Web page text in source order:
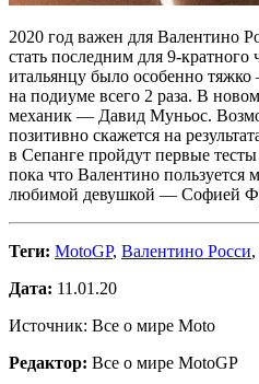
2020 год важен для Валентино
стать последним для 9-
итальянцу было особенно
на подиуме всего 2 раза. В
механик — Давид Муньос.
позитивно скажется на
в Сепанге пройдут первые
пока что Валентино пользуется
любимой девушкой — Софией
Теги: MotoGP, Валентино Росси,
Дата: 11.01.20
Источник: Все о мире Moto
Редактор: Все о мире MotoGP